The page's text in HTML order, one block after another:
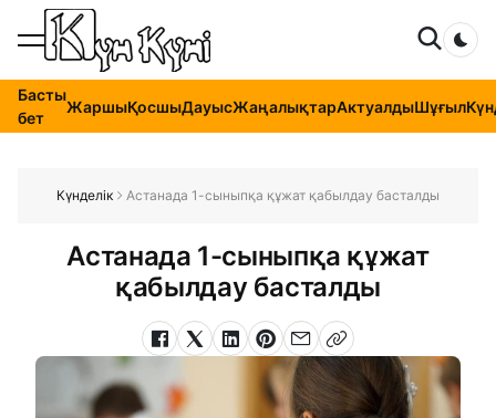
Басты
бет
ЖаршыҚосшыДауысЖаңалықтарАктуалдыШұғыл
Күнделік Астанада 1-сыныпқа құжат қабылдау басталды
Астанада 1-сыныпқа құжат
қабылдау басталды